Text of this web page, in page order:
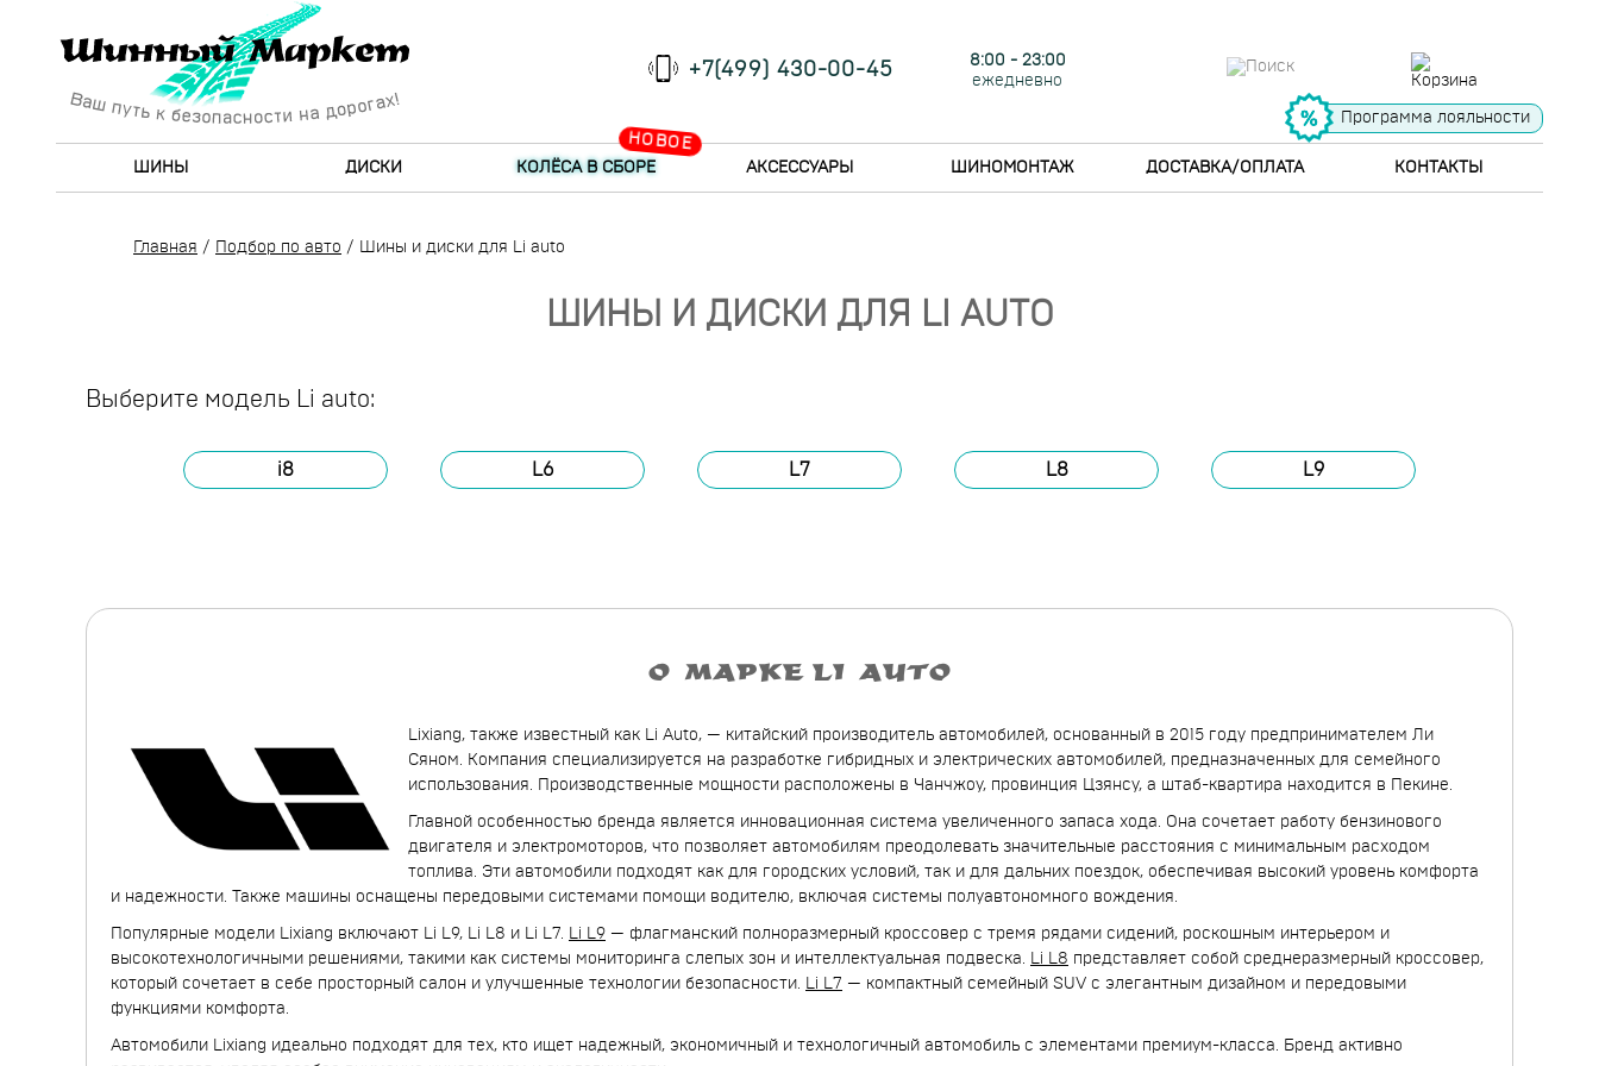
+7(499) 430-00-45
8:00 - 23:00
ежедневно
Программа лояльности
ШИНЫ ДИСКИ
НОВОЕ
КОЛЁСА В СБОРЕ АКСЕССУАРЫ ШИНОМОНТАЖ ДОСТАВКА/ОПЛАТА КОНТАКТЫ
Главная / Подбор по авто / Шины и диски для Li auto
ШИНЫ И ДИСКИ ДЛЯ LI AUTO
Выберите модель Li auto:
i8 L6 L7 L8 L9
О МАРКЕ LI AUTO
Lixiang, также известный как Li Auto, — китайский производитель автомобилей, основанный в 2015 году предпринимателем Ли
Сяном. Компания специализируется на разработке гибридных и электрических автомобилей, предназначенных для семейного
использования. Производственные мощности расположены в Чанчжоу, провинция Цзянсу, а штаб-квартира находится в Пекине.
Главной особенностью бренда является инновационная система увеличенного запаса хода. Она сочетает работу бензинового
двигателя и электромоторов, что позволяет автомобилям преодолевать значительные расстояния с минимальным расходом
топлива. Эти автомобили подходят как для городских условий, так и для дальних поездок, обеспечивая высокий уровень комфорта
и надежности. Также машины оснащены передовыми системами помощи водителю, включая системы полуавтономного вождения.
Популярные модели Lixiang включают Li L9, Li L8 и Li L7. Li L9 — флагманский полноразмерный кроссовер с тремя рядами сидений, роскошным интерьером и
высокотехнологичными решениями, такими как системы мониторинга слепых зон и интеллектуальная подвеска. Li L8 представляет собой среднеразмерный кроссовер,
который сочетает в себе просторный салон и улучшенные технологии безопасности. Li L7 — компактный семейный SUV с элегантным дизайном и передовыми
функциями комфорта.
Автомобили Lixiang идеально подходят для тех, кто ищет надежный, экономичный и технологичный автомобиль с элементами премиум-класса. Бренд активно